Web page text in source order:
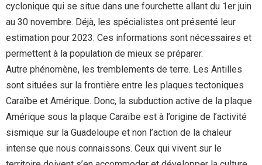
cyclonique qui se situe dans une fourchette allant du 1er juin
au 30 novembre. Déjà, les spécialistes ont présenté leur
estimation pour 2023. Ces informations sont nécessaires et
permettent à la population de mieux se préparer.
Autre phénomène, les tremblements de terre. Les Antilles
sont situées sur la frontière entre les plaques tectoniques
Caraïbe et Amérique. Donc, la subduction active de la plaque
Amérique sous la plaque Caraïbe est à l’origine de l’activité
sismique sur la Guadeloupe et non l’action de la chaleur
intense que nous connaissons. Ceux qui vivent sur le